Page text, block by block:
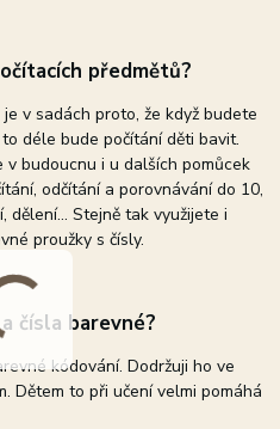
předmětů?
v sadách proto, že když budete
déle bude počítání děti bavit.
budoucnu i u dalších pomůcek
odčítání a porovnávání do 10,
dělení... Stejně tak využijete i
proužky s čísly.
čísla barevné?
kódování. Dodržuji ho ve
Dětem to při učení velmi pomáhá